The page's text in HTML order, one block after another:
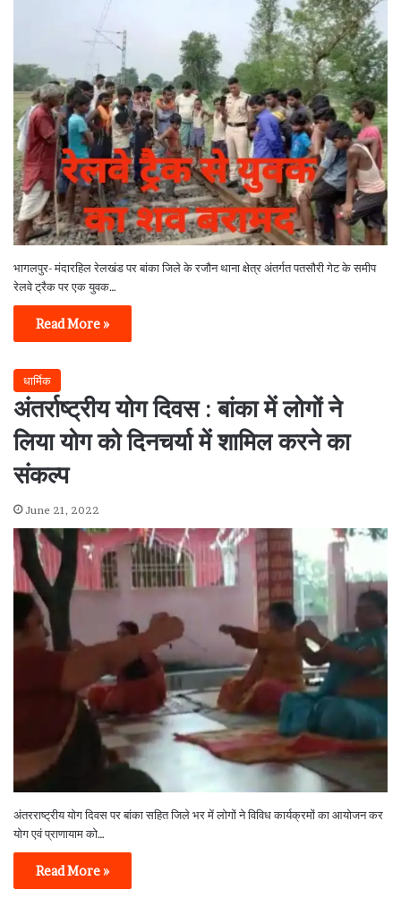
भागलपुर- मंदारहिल रेलखंड पर बांका जिले के रजौन थाना क्षेत्र अंतर्गत पतसौरी गेट के समीप
रेलवे ट्रैक पर एक युवक…
Read More »
धार्मिक
अंतर्राष्ट्रीय योग दिवस : बांका में लोगों ने
लिया योग को दिनचर्या में शामिल करने का
संकल्प
June 21, 2022
अंतरराष्ट्रीय योग दिवस पर बांका सहित जिले भर में लोगों ने विविध कार्यक्रमों का आयोजन कर
योग एवं प्राणायाम को…
Read More »